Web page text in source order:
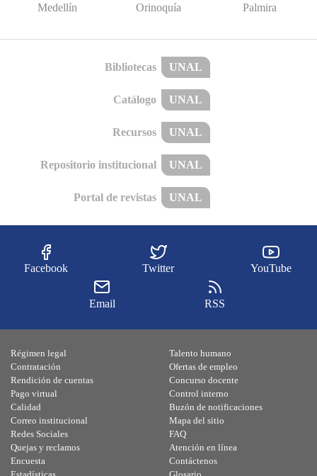
Medellín Orinoquía Palmira
Bibliotecas UNAL
Catálogo UNAL
Recursos UNAL
Repositorio institucional UNAL
Portal de revistas UNAL
Facebook Twitter YouTube
Email RSS
Régimen legal
Contratación
Rendición de cuentas
Pago virtual
Calidad
Talento humano
Ofertas de empleo
Concurso docente
Control interno
Buzón de notificaciones
Correo institucional
Redes Sociales
Quejas y reclamos
Encuesta
Mapa del sitio
FAQ
Atención en línea
Contáctenos